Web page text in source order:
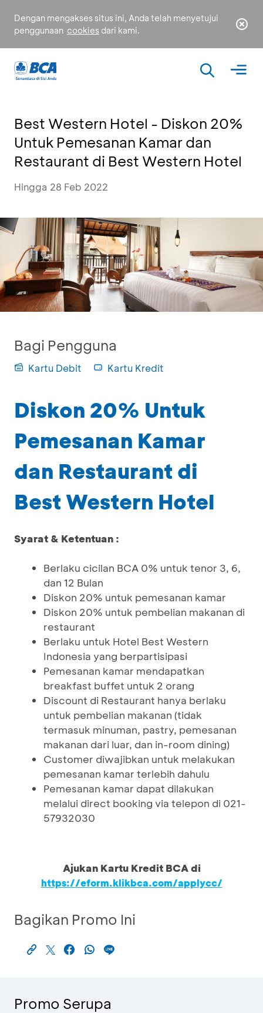
Dengan mengakses situs ini, Anda telah menyetujui
penggunaan cookies dari kami.
Best Western Hotel - Diskon 20%
Untuk Pemesanan Kamar dan
Restaurant di Best Western Hotel
Hingga 28 Feb 2022
Bagi Pengguna
Kartu Debit Kartu Kredit
Diskon 20% Untuk
Pemesanan Kamar
dan Restaurant di
Best Western Hotel
Syarat & Ketentuan :
Berlaku cicilan BCA 0% untuk tenor 3, 6,
dan 12 Bulan
Diskon 20% untuk pemesanan kamar
Diskon 20% untuk pembelian makanan di
restaurant
Berlaku untuk Hotel Best Western
Indonesia yang berpartisipasi
Pemesanan kamar mendapatkan
breakfast buffet untuk 2 orang
Discount di Restaurant hanya berlaku
untuk pembelian makanan (tidak
termasuk minuman, pastry, pemesanan
makanan dari luar, dan in-room dining)
Customer diwajibkan untuk melakukan
pemesanan kamar terlebih dahulu
Pemesanan kamar dapat dilakukan
melalui direct booking via telepon di 021-
57932030
Ajukan Kartu Kredit BCA di
https://eform.klikbca.com/applycc/
Bagikan Promo Ini
Promo Serupa